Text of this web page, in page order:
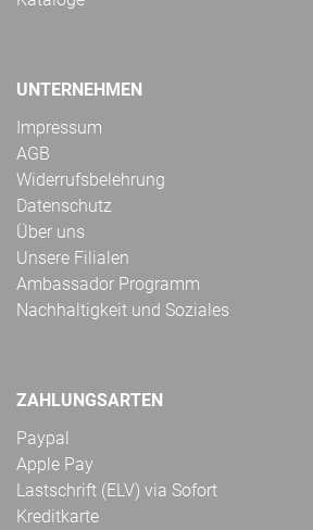
UNTERNEHMEN
Impressum
AGB
Widerrufsbelehrung
Datenschutz
Über uns
Unsere Filialen
Ambassador Programm
Nachhaltigkeit und Soziales
ZAHLUNGSARTEN
Paypal
Apple Pay
Lastschrift (ELV) via Sofort
Kreditkarte